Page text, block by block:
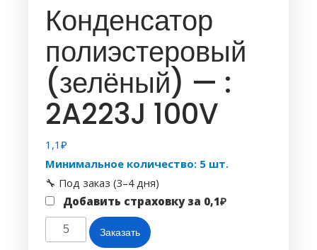
Конденсатор
полиэстеровый
(зелёный) — :
2A223J 100V
1,1 ₽
Минимальное количество: 5 шт.
🔧 Под заказ (3–4 дня)
Добавить страховку за 0,1₽
Количество
товара
Заказать